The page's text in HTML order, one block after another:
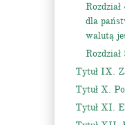
dla
walutą
Tytuł IX.
Tytuł X.
Tytuł XI.